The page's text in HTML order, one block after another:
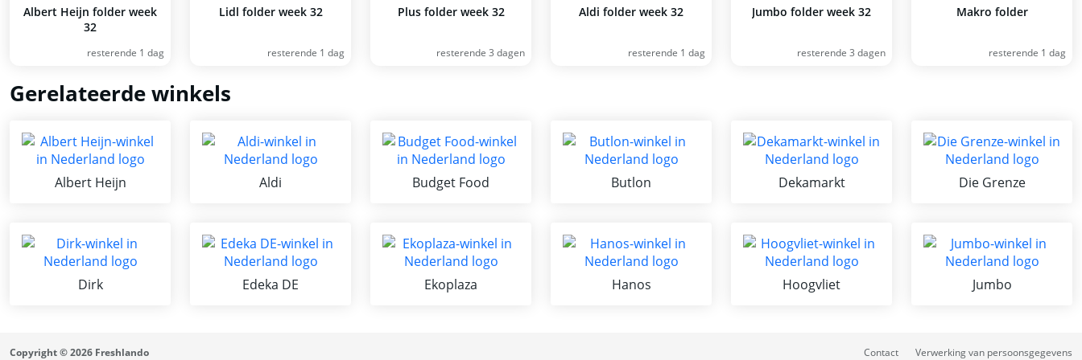
Albert Heijn folder week
32
resterende 1 dag
Lidl folder week 32
resterende 1 dag
Plus folder week 32
resterende 3 dagen
Aldi folder week 32
resterende 1 dag
Jumbo folder week 32
resterende 3 dagen
Makro folder
resterende 1 dag
Gerelateerde winkels
Albert Heijn Aldi Budget Food Butlon Dekamarkt Die Grenze
Dirk Edeka DE Ekoplaza Hanos Hoogvliet Jumbo
Contact Verwerking van persoonsgegevens
Copyright © 2026 Freshlando